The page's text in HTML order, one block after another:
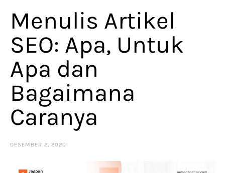
Menulis Artikel
SEO: Apa, Untuk
Apa dan
Bagaimana
Caranya
DESEMBER 2, 2020